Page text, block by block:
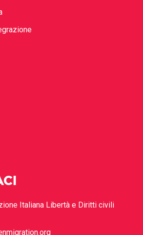
Italiana Libertà e Diritti civili